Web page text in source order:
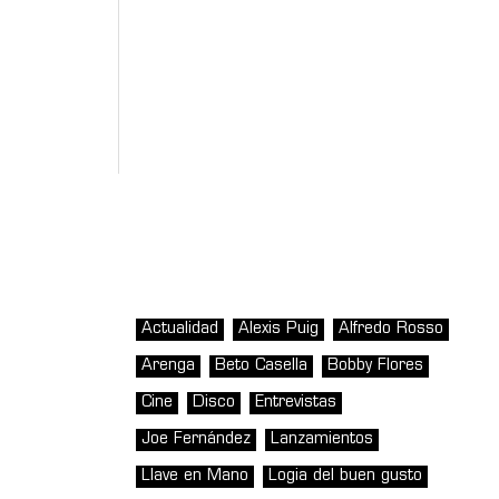
Actualidad Alexis Puig Alfredo Rosso
Arenga Beto Casella Bobby Flores
Cine Disco Entrevistas
Joe Fernández Lanzamientos
Llave en Mano Logia del buen gusto